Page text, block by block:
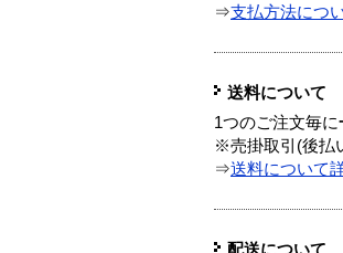
⇒支払方法につ
送料について
1つのご注文毎に
※売掛取引(後払
⇒送料について